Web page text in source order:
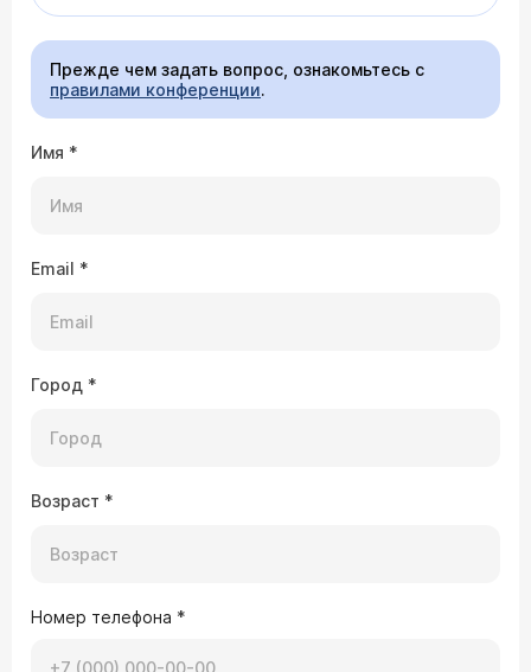
Прежде чем задать вопрос, ознакомьтесь с
правилами конференции.
Имя *
Email *
Город *
Возраст *
Номер телефона *